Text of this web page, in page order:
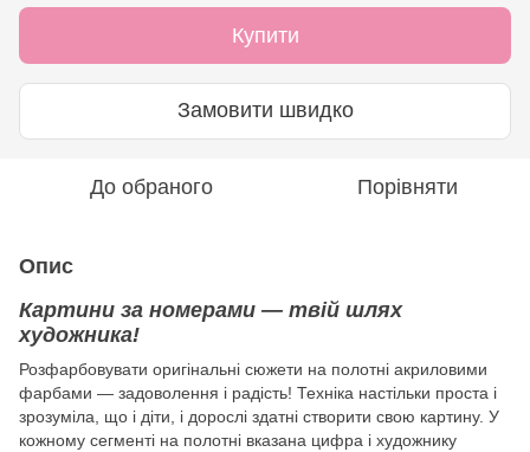
Купити
Замовити швидко
До обраного Порівняти
Опис
Картини за номерами — твій шлях
художника!
Розфарбовувати оригінальні сюжети на полотні акриловими
фарбами — задоволення і радість! Техніка настільки проста і
зрозуміла, що і діти, і дорослі здатні створити свою картину. У
кожному сегменті на полотні вказана цифра і художнику